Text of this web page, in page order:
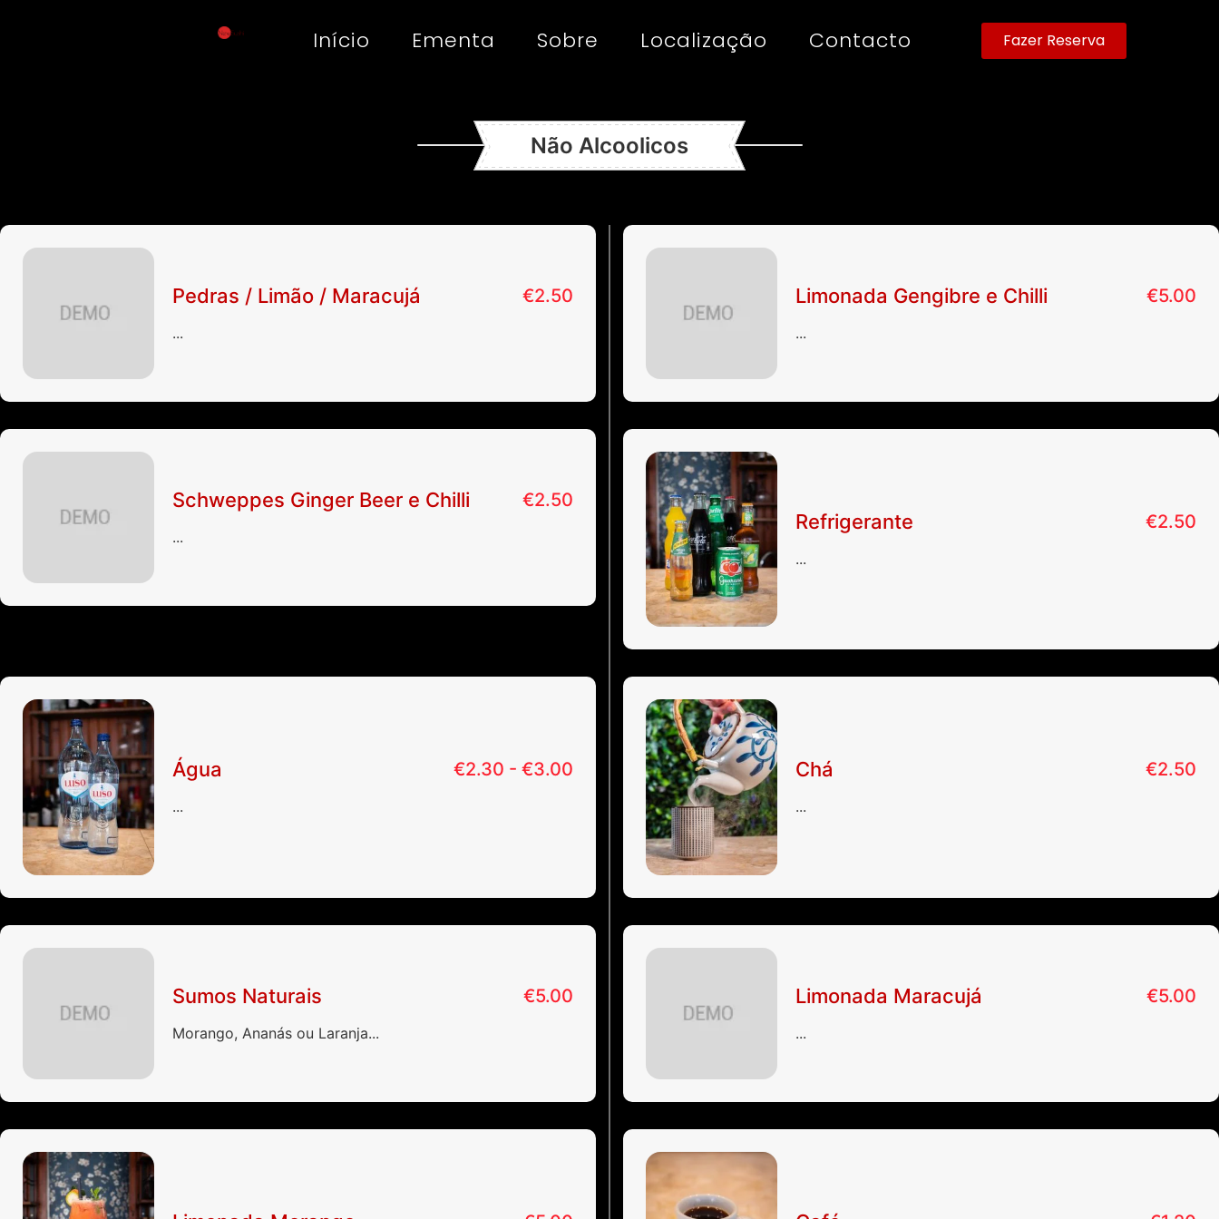
Início Ementa Sobre Localização Contacto Fazer Reserva
Não Alcoolicos
Pedras / Limão / Maracujá €2.50
...
Limonada Gengibre e Chilli €5.00
...
Schweppes Ginger Beer e Chilli €2.50
...
Refrigerante €2.50
...
Água €2.30 - €3.00
...
Chá €2.50
...
Sumos Naturais €5.00
Morango, Ananás ou Laranja...
Limonada Maracujá €5.00
...